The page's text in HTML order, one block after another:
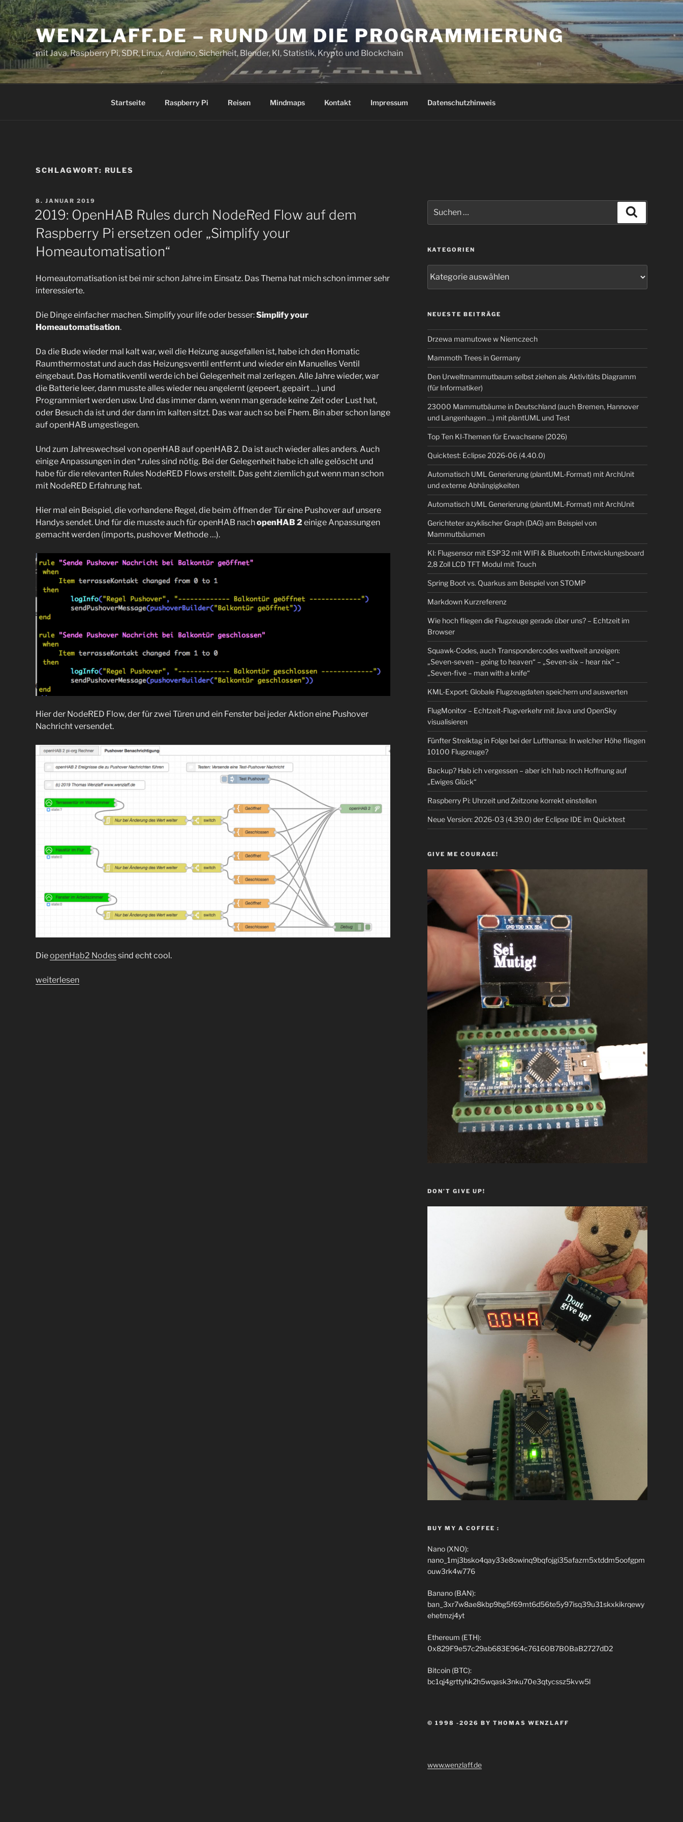
Zum
Inhalt
springen WENZLAFF.DE – RUND UM DIE PROGRAMMIERUNG
mit Java, Raspberry Pi, SDR, Linux, Arduino, Sicherheit, Blender, KI, Statistik, Krypto und Blockchain
Startseite Raspberry Pi Reisen Mindmaps Kontakt Impressum Datenschutzhinweis
SCHLAGWORT: RULES
VERÖFFENTLICHT
AM
8. JANUAR 2019
2019: OpenHAB Rules durch NodeRed Flow auf dem
Raspberry Pi ersetzen oder „Simplify your
Homeautomatisation“
Homeautomatisation ist bei mir schon Jahre im Einsatz. Das Thema hat mich schon immer sehr
interessierte.
Die Dinge einfacher machen. Simplify your life oder besser:Simplify your
Homeautomatisation.
Da die Bude wieder mal kalt war, weil die Heizung ausgefallen ist, habe ich den Homatic
Raumthermostat und auch das Heizungsventil entfernt und wieder ein Manuelles Ventil
eingebaut. Das Homatikventil werde ich bei Gelegenheit mal zerlegen. Alle Jahre wieder, war
die Batterie leer, dann musste alles wieder neu angelernt (gepeert, gepairt …) und
Programmiert werden usw. Und das immer dann, wenn man gerade keine Zeit oder Lust hat,
oder Besuch da ist und der dann im kalten sitzt. Das war auch so bei Fhem. Bin aber schon lange
auf openHAB umgestiegen.
Und zum Jahreswechsel von openHAB auf openHAB 2. Da ist auch wieder alles anders. Auch
einige Anpassungen in den *.rules sind nötig. Bei der Gelegenheit habe ich alle gelöscht und
habe für die relevanten Rules NodeRED Flows erstellt. Das geht ziemlich gut wenn man schon
mit NodeRED Erfahrung hat.
Hier mal ein Beispiel, die vorhandene Regel, die beim öffnen der Tür eine Pushover auf unsere
Handys sendet. Und für die musste auch für openHAB nachopenHAB 2 einige Anpassungen
gemacht werden (imports, pushover Methode …).
Hier der NodeRED Flow, der für zwei Türen und ein Fenster bei jeder Aktion eine Pushover
Nachricht versendet.
DieopenHab2 Nodessind echt cool.
„2019:
weiterlesen
nach:
KATEGORIEN
NEUESTE BEITRÄGE
Drzewa mamutowe w Niemczech
Mammoth Trees in Germany
Den Urweltmammutbaum selbst ziehen als Aktivitäts Diagramm
(für Informatiker)
23000 Mammutbäume in Deutschland (auch Bremen, Hannover
und Langenhagen …) mit plantUML und Test
Top Ten KI-Themen für Erwachsene (2026)
Quicktest: Eclipse 2026-06 (4.40.0)
Automatisch UML Generierung (plantUML-Format) mit ArchUnit
und externe Abhängigkeiten
Automatisch UML Generierung (plantUML-Format) mit ArchUnit
Gerichteter azyklischer Graph (DAG) am Beispiel von
Mammutbäumen
KI: Flugsensor mit ESP32 mit WIFI & Bluetooth Entwicklungsboard
2,8 Zoll LCD TFT Modul mit Touch
Spring Boot vs. Quarkus am Beispiel von STOMP
Markdown Kurzreferenz
Wie hoch fliegen die Flugzeuge gerade über uns? – Echtzeit im
Browser
Squawk-Codes, auch Transpondercodes weltweit anzeigen:
„Seven-seven – going to heaven“ – „Seven-six – hear nix“ –
„Seven-five – man with a knife“
KML-Export: Globale Flugzeugdaten speichern und auswerten
FlugMonitor – Echtzeit-Flugverkehr mit Java und OpenSky
visualisieren
Fünfter Streiktag in Folge bei der Lufthansa: In welcher Höhe fliegen
10100 Flugzeuge?
Backup? Hab ich vergessen – aber ich hab noch Hoffnung auf
„Ewiges Glück“
Raspberry Pi: Uhrzeit und Zeitzone korrekt einstellen
Neue Version: 2026-03 (4.39.0) der Eclipse IDE im Quicktest
GIVE ME COURAGE!
DON’T GIVE UP!
BUY MY A COFFEE :
Nano (XNO):
nano_1mj3bsko4qay33e8owinq9bqfojgi35afazm5xtddm5oofgpm
ouw3rk4w776
Banano (BAN):
ban_3xr7w8ae8kbp9bg5f69mt6d56te5y97isq39u31skxkikrqewy
ehetmzj4yt
Ethereum (ETH):
0x829F9e57c29ab683E964c76160B7B0BaB2727dD2
Bitcoin (BTC):
bc1qj4grttyhk2h5wqask3nku70e3qtycssz5kvw5l
© 1998 -2026 BY THOMAS WENZLAFF
www.wenzlaff.de